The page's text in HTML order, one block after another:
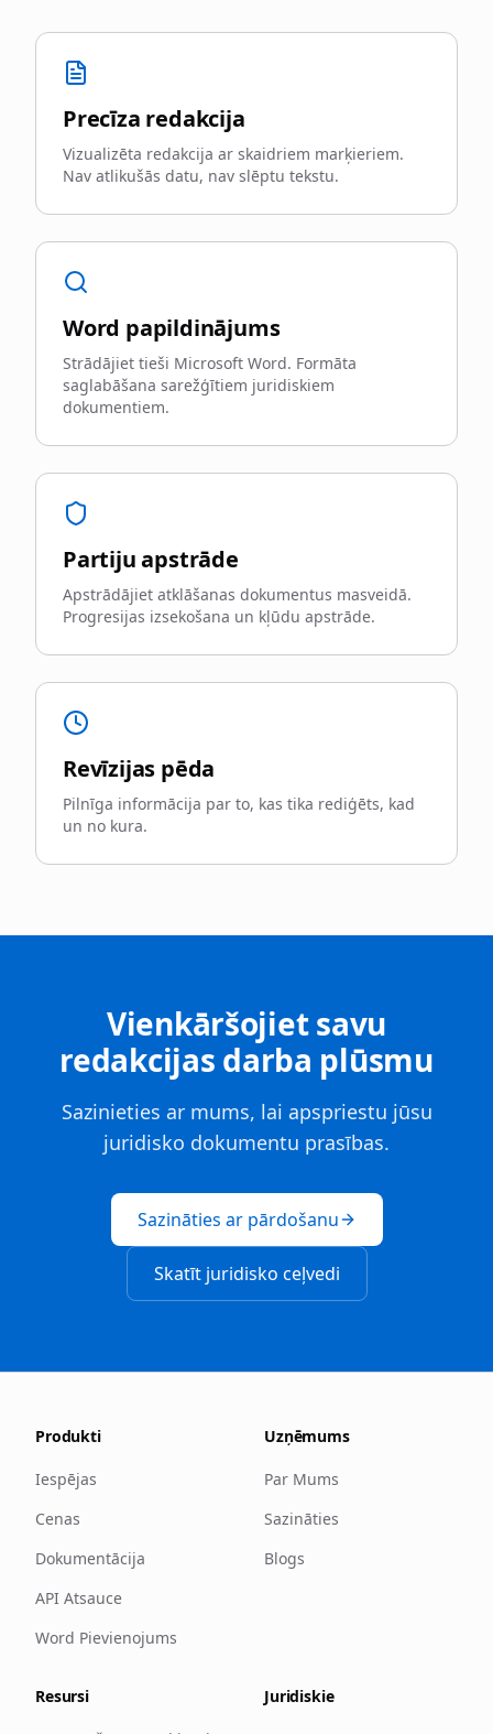
Precīza redakcija
Vizualizēta redakcija ar skaidriem marķieriem.
Nav atlikušās datu, nav slēptu tekstu.
Word papildinājums
Strādājiet tieši Microsoft Word. Formāta
saglabāšana sarežģītiem juridiskiem
dokumentiem.
Partiju apstrāde
Apstrādājiet atklāšanas dokumentus masveidā.
Progresijas izsekošana un kļūdu apstrāde.
Revīzijas pēda
Pilnīga informācija par to, kas tika rediģēts, kad
un no kura.
Vienkāršojiet savu
redakcijas darba plūsmu
Sazinieties ar mums, lai apspriestu jūsu
juridisko dokumentu prasības.
Sazināties ar pārdošanu
Skatīt juridisko ceļvedi
Produkti
Iespējas
Cenas
Dokumentācija
API Atsauce
Word Pievienojums
Uzņēmums
Par Mums
Sazināties
Blogs
Resursi Juridiskie